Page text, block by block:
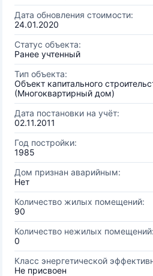
Дата обновления стоимости:
24.01.2020
Статус объекта:
Ранее учтенный
Тип объекта:
Объект капитального
(Многоквартирный дом)
Дата постановки на учёт:
02.11.2011
Год постройки:
1985
Дом признан аварийным:
Нет
Количество жилых помещений:
90
Количество нежилых помещений:
0
Класс энергетической
Не присвоен